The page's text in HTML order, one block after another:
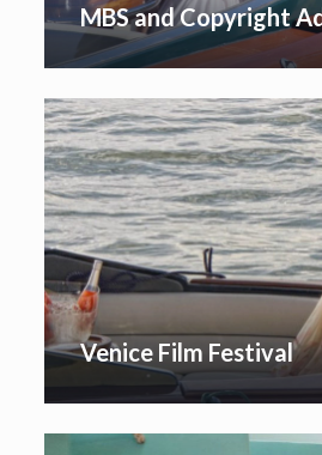
MBS and Copyright
Venice Film Festival